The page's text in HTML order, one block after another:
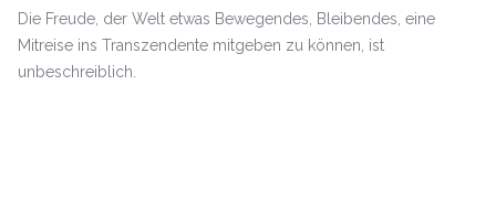
Die Freude, der Welt etwas Bewegendes, Bleibendes, eine
Mitreise ins Transzendente mitgeben zu können, ist
unbeschreiblich.